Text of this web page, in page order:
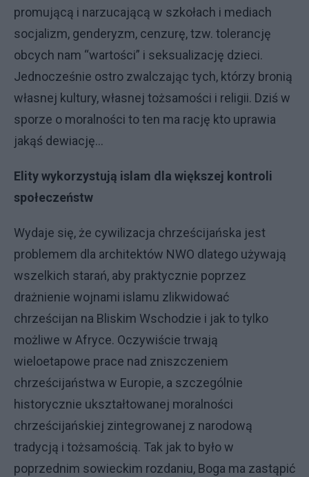
promującą i narzucającą w szkołach i mediach
socjalizm, genderyzm, cenzurę, tzw. tolerancję
obcych nam “wartości” i seksualizację dzieci.
Jednocześnie ostro zwalczając tych, którzy bronią
własnej kultury, własnej tożsamości i religii. Dziś w
sporze o moralności to ten ma rację kto uprawia
jakąś dewiację…
Elity wykorzystują islam dla większej kontroli
społeczeństw
Wydaje się, że cywilizacja chrześcijańska jest
problemem dla architektów NWO dlatego używają
wszelkich starań, aby praktycznie poprzez
drażnienie wojnami islamu zlikwidować
chrześcijan na Bliskim Wschodzie i jak to tylko
możliwe w Afryce. Oczywiście trwają
wieloetapowe prace nad zniszczeniem
chrześcijaństwa w Europie, a szczególnie
historycznie ukształtowanej moralności
chrześcijańskiej zintegrowanej z narodową
tradycją i tożsamością. Tak jak to było w
poprzednim sowieckim rozdaniu, Boga ma zastąpić